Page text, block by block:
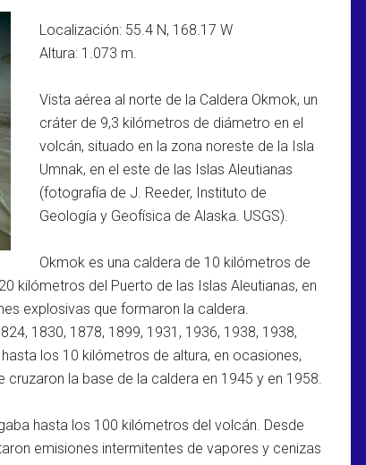
Localización: 55.4 N, 168.17 W
Altura: 1.073 m.
Vista aérea al norte de la Caldera Okmok, un
cráter de 9,3 kilómetros de diámetro en el
volcán, situado en la zona noreste de la Isla
Umnak, en el este de las Islas Aleutianas
(fotografía de J. Reeder, Instituto de
Geología y Geofísica de Alaska. USGS).
Okmok es una caldera de 10 kilómetros de
kilómetros del Puerto de las Islas Aleutianas, en
explosivas que formaron la caldera.
1830, 1878, 1899, 1931, 1936, 1938, 1938,
los 10 kilómetros de altura, en ocasiones,
la base de la caldera en 1945 y en 1958.
hasta los 100 kilómetros del volcán. Desde
emisiones intermitentes de vapores y cenizas